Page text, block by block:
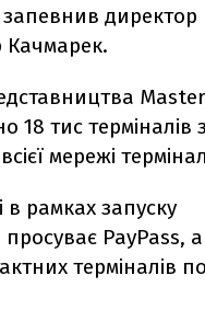
запевнив директор
Качмарек.
18 тис терміналів
мережі
в рамках запуску
PayPass,
терміналів